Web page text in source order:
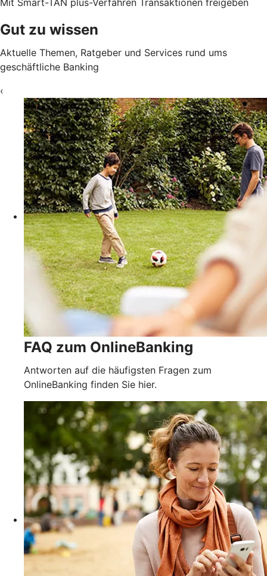
Gut zu wissen
Aktuelle Themen, Ratgeber und Services rund ums
geschäftliche Banking
‹
FAQ zum OnlineBanking
Antworten auf die häufigsten Fragen zum
OnlineBanking finden Sie hier.